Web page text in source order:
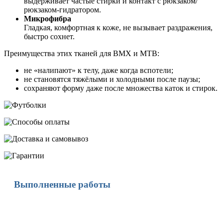
рюкзаком-гидратором.
Микрофибра
Гладкая, комфортная к коже, не вызывает раздражения,
быстро сохнет.
Преимущества этих тканей для BMX и MTB:
не «налипают» к телу, даже когда вспотели;
не становятся тяжёлыми и холодными после паузы;
сохраняют форму даже после множества каток и стирок.
Выполненные работы